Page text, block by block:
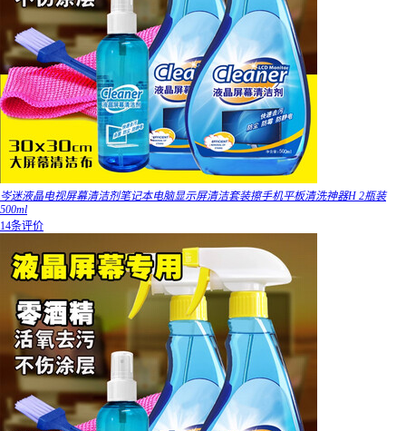
岑迷液晶电视屏幕清洁剂笔记本电脑显示屏清洁套装擦手机平板清洗神器H 2瓶装
500ml
14条评价